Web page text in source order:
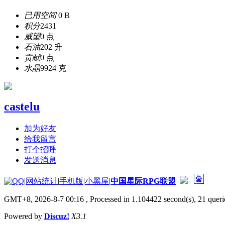
已用空间0 B
积分2431
威望0 点
石油202 升
贡献0 点
水晶9924 克
castelu
加为好友
给我留言
打个招呼
发送消息
|网站统计|手机版|小黑屋|中国星际RPG联盟
GMT+8, 2026-8-7 00:16 , Processed in 1.104422 second(s), 21
Powered by Discuz! X3.1